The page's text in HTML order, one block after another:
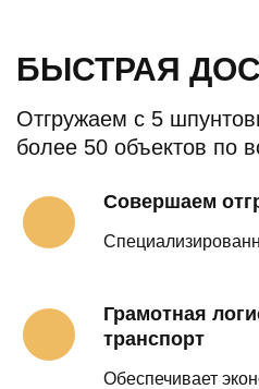
БЫСТРАЯ
Отгружаем с 5
более 50 объектов по
Совершаем
Грамотная
транспорт
Обеспечивает